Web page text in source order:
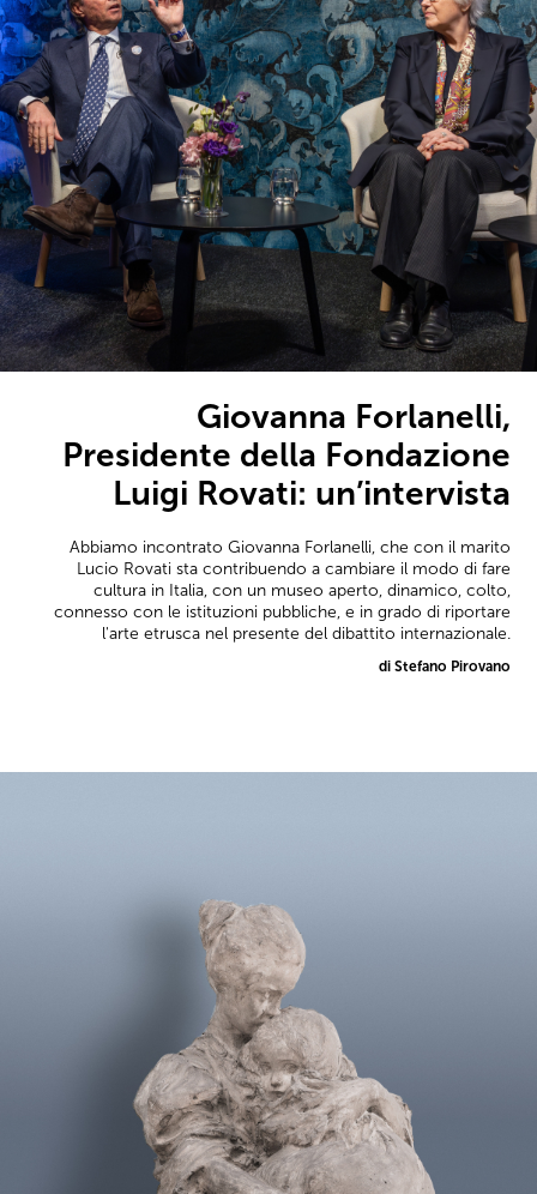
Giovanna Forlanelli,
Presidente della Fondazione
Luigi Rovati: un’intervista
Abbiamo incontrato Giovanna Forlanelli, che con il marito
Lucio Rovati sta contribuendo a cambiare il modo di fare
cultura in Italia, con un museo aperto, dinamico, colto,
connesso con le istituzioni pubbliche, e in grado di riportare
l'arte etrusca nel presente del dibattito internazionale.
di Stefano Pirovano